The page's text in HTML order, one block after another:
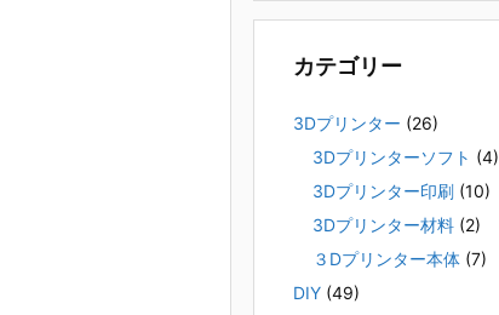
カテゴリー
3Dプリンター (26)
3Dプリンターソフト (4)
3Dプリンター印刷 (10)
3Dプリンター材料 (2)
３Dプリンター本体 (7)
DIY (49)